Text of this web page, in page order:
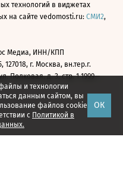
и технологии
данным сайтом, вы
файлов cookie
с Политикой в
ОК
технологий в виджетах
на сайте vedomosti.ru: СМИ2,
Медиа, ИНН/КПП
127018, г. Москва, вн.тер.г.
Полковая, д. 3, стр. 1 1999—